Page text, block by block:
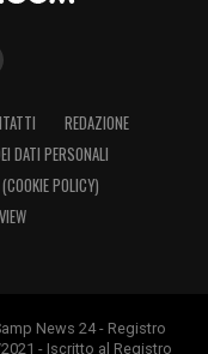
REDAZIONE
DATI PERSONALI
POLICY)
News 24 - Registro
- Iscritto al Registro